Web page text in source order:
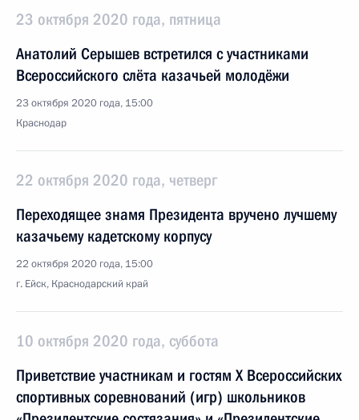
23 октября 2020 года, пятница
Анатолий Серышев встретился с участниками
Всероссийского слёта казачьей молодёжи
23 октября 2020 года, 15:00
Краснодар
22 октября 2020 года, четверг
Переходящее знамя Президента вручено лучшему
казачьему кадетскому корпусу
22 октября 2020 года, 15:00
г. Ейск, Краснодарский край
10 октября 2020 года, суббота
Приветствие участникам и гостям X Всероссийских
спортивных соревнований (игр) школьников